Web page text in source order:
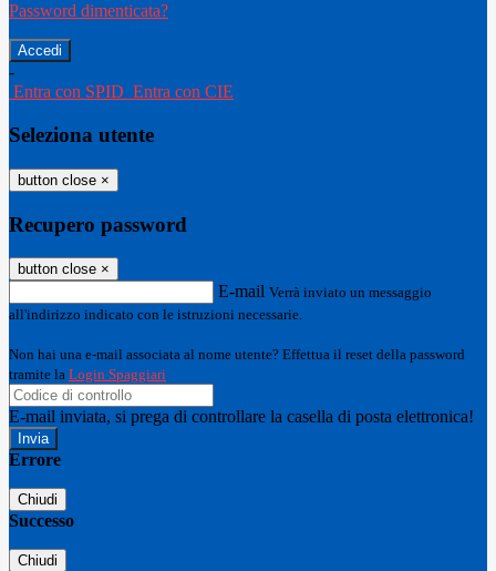
Password dimenticata?
-
Entra con SPID Entra con CIE
Seleziona utente
button close ×
Recupero password
button close ×
E-mail Verrà inviato un messaggio
all'indirizzo indicato con le istruzioni necessarie.
Non hai una e-mail associata al nome utente? Effettua il reset della password
tramite la Login Spaggiari
E-mail inviata, si prega di controllare la casella di posta elettronica!
Errore
Chiudi
Successo
Chiudi